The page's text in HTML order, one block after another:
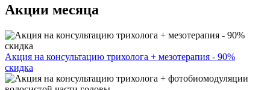
Акции месяца
Акция на консультацию трихолога + мезотерапия - 90%
скидка